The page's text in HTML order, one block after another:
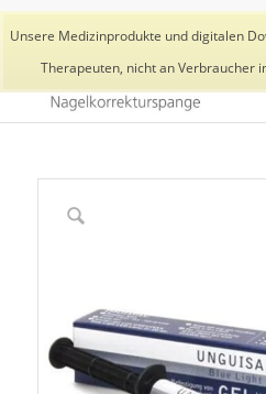
Unsere Medizinprodukte und digitalen
Therapeuten, nicht an Verbraucher
Aktuelles Trainer